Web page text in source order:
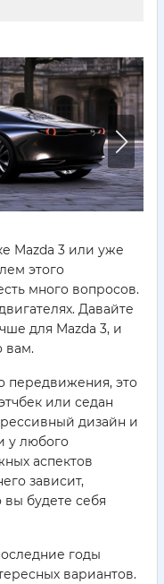
Mazda 3 или уже
этого
много вопросов.
Давайте
для Mazda 3, и
вам.
передвижения, это
или седан
дизайн и
у любого
аспектов
зависит,
будете себя
годы
вариантов.